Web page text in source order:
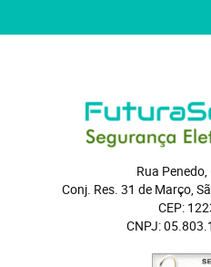
Rua
Conj. Res. 31 de Março,
CEP:
CNPJ: